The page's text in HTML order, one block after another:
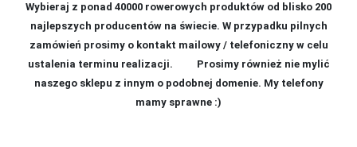
Wybieraj z ponad 40000 rowerowych produktów od blisko 200
najlepszych producentów na świecie. W przypadku pilnych
zamówień prosimy o kontakt mailowy / telefoniczny w celu
ustalenia terminu realizacji. Prosimy również nie mylić
naszego sklepu z innym o podobnej domenie. My telefony
mamy sprawne :)